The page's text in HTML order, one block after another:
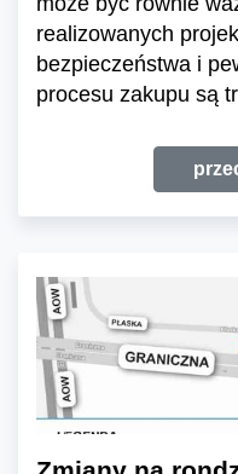
realizowanych
bezpieczeństwa i
procesu zakupu są